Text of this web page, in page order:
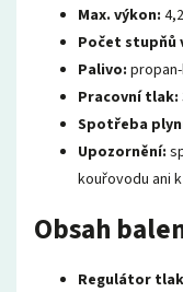
Max. výkon:
Počet stupňů
Palivo:
Pracovní tlak:
Spotřeba
Upozornění:
kouřovodu ani
Obsah
Regulátor